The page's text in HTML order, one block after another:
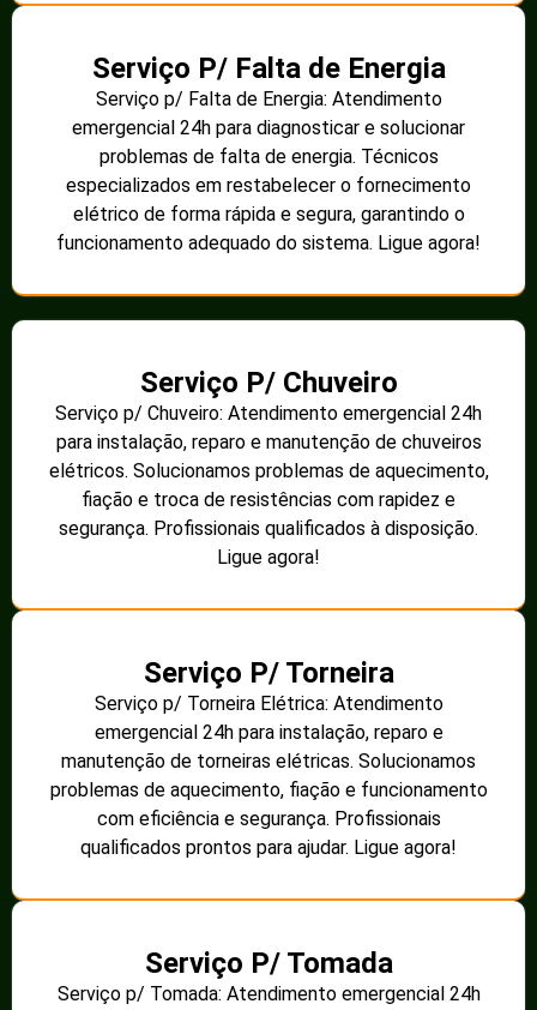
Serviço P/ Falta de Energia
Serviço p/ Falta de Energia: Atendimento
emergencial 24h para diagnosticar e solucionar
problemas de falta de energia. Técnicos
especializados em restabelecer o fornecimento
elétrico de forma rápida e segura, garantindo o
funcionamento adequado do sistema. Ligue agora!
Serviço P/ Chuveiro
Serviço p/ Chuveiro: Atendimento emergencial 24h
para instalação, reparo e manutenção de chuveiros
elétricos. Solucionamos problemas de aquecimento,
fiação e troca de resistências com rapidez e
segurança. Profissionais qualificados à disposição.
Ligue agora!
Serviço P/ Torneira
Serviço p/ Torneira Elétrica: Atendimento
emergencial 24h para instalação, reparo e
manutenção de torneiras elétricas. Solucionamos
problemas de aquecimento, fiação e funcionamento
com eficiência e segurança. Profissionais
qualificados prontos para ajudar. Ligue agora!
Serviço P/ Tomada
Serviço p/ Tomada: Atendimento emergencial 24h